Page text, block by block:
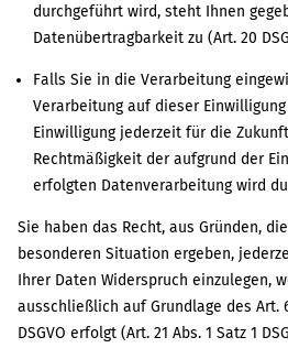
durchgeführt wird, steht Ihnen
Datenübertragbarkeit zu (Art. 20
Falls Sie in die Verarbeitung
Verarbeitung auf dieser
Einwilligung jederzeit für die
Rechtmäßigkeit der aufgrund der
erfolgten Datenverarbeitung wird
Sie haben das Recht, aus Gründen,
besonderen Situation ergeben,
Ihrer Daten Widerspruch einzulegen,
ausschließlich auf Grundlage des Art.
DSGVO erfolgt (Art. 21 Abs. 1 Satz 1